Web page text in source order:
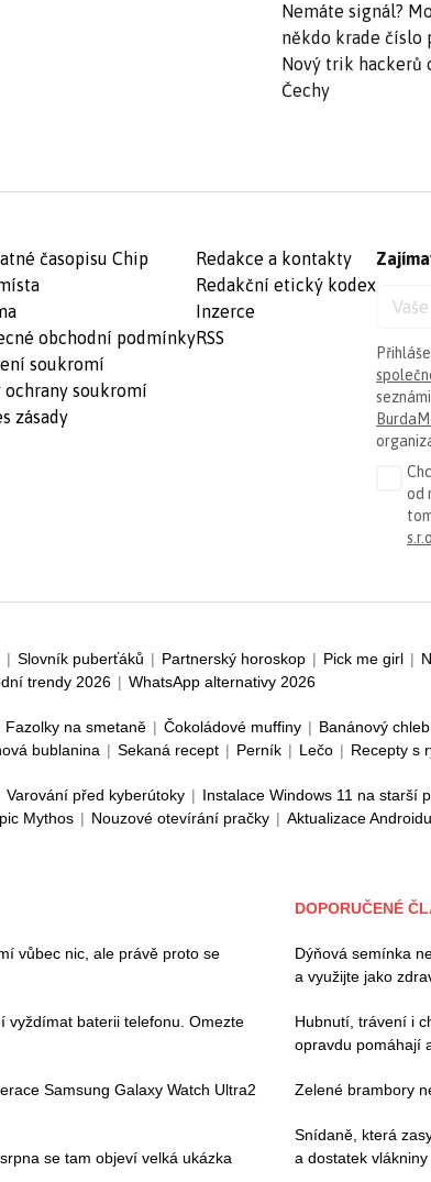
Nemáte signál?
někdo krade číslo
Nový trik hackerů
Čechy
časopisu Chip
obchodní podmínky
soukromí
ochrany soukromí
zásady
Redakce a kontakty
Redakční etický kodex
Inzerce
RSS
od
s.r.o.
| Slovník puberťáků | Partnerský horoskop | Pick me girl |
trendy 2026 | WhatsApp alternativy 2026
Fazolky na smetaně | Čokoládové muffiny | Banánový
bublanina | Sekaná recept | Perník | Lečo | Recepty s
Varování před kyberútoky | Instalace Windows 11 na starší
Mythos | Nouzové otevírání pračky | Aktualizace
vůbec nic, ale právě proto se
vyždímat baterii telefonu. Omezte
Samsung Galaxy Watch Ultra2
se tam objeví velká ukázka
DOPORUČENÉ
Dýňová semínka
a využijte jako
Hubnutí, trávení i
opravdu pomáhají
Zelené brambory
Snídaně, která
a dostatek vlákniny